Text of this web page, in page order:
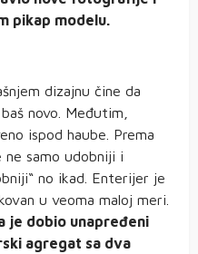
pikap modelu.
dizajnu čine da
novo. Međutim,
ispod haube. Prema
ne samo udobniji i
no ikad. Enterijer je
u veoma maloj meri.
je dobio unapređeni
agregat sa dva